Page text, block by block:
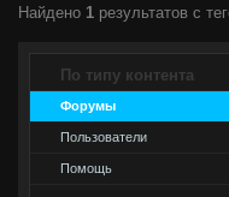
Найдено 1 результатов с
По типу контента
Форумы
Пользователи
Помощь